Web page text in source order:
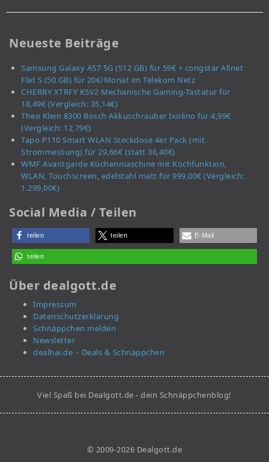
Neueste Beiträge
Samsung Galaxy A57 5G (512 GB) für 59€ + congstar Allnet
Flat S (50 GB) für 20€/Monat im Telekom Netz
CHERRY XTRFY K5V2 Mechanische Gaming-Tastatur für
18,49€ (Vergleich: 35,14€)
Theo Klein 8300 Bosch Akkuschrauber Ixolino für 4,99€
(Vergleich: 12,79€)
Tapo P110 Smart WLAN Steckdose 4er Pack (mit
Strommessung) für 29,66€ (statt 36,40€)
WMF Avantgarde Küchenmaschine mit Kochfunktion,
WLAN, Touchscreen, edelstahl matt für 999,00€ (Vergleich:
1.299,00€)
Social Media / Teilen
teilen teilen E-Mail
teilen
Über dealgott.de
Impressum
Datenschutzerklärung
Schnäppchen melden
Newsletter
dealhai.de – Deals & Schnäppchen
Viel Spaß bei Dealgott.de - dein Schnäppchenblog!
© 2009-2026 Dealgott.de